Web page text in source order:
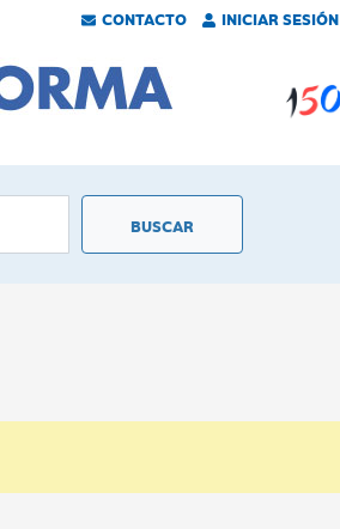
CONTACTO INICIAR SESIÓN